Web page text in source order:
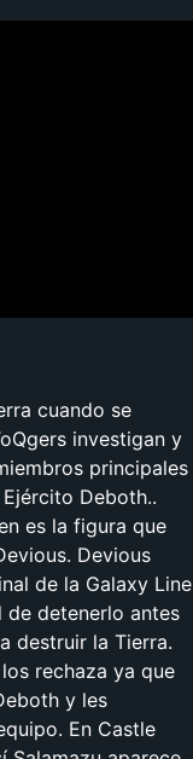
cuando se
investigan y
principales
Deboth..
es la figura que
Devious
de la Galaxy Line
detenerlo antes
destruir la Tierra.
rechaza ya que
y les
En Castle